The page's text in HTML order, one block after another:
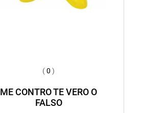
( 0 )
ME CONTRO TE VERO O
FALSO